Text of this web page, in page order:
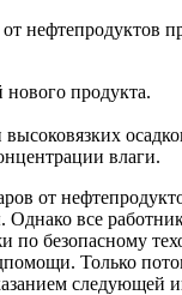
нефтепродуктов
нового продукта.
влаги.
от
Однако все
по безопасному
Только
следующей